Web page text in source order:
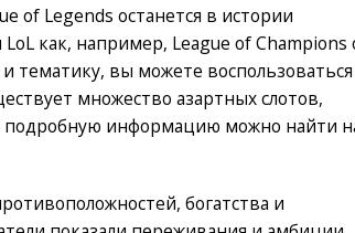
of Legends останется в истории
как, например, League of Champions
тематику, вы можете воспользоваться
множество азартных слотов,
подробную информацию можно найти
богатства и